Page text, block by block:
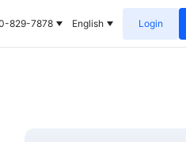
829-7878 English Login